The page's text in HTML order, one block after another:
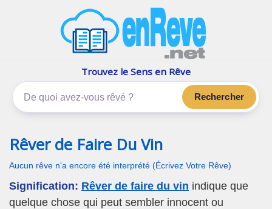
Les rêves, c'est plus que çaTrouvez le Sens en Rêve
Rechercher
Rêver de Faire Du Vin
Aucun rêve n'a encore été interprété (Écrivez Votre Rêve)
Signification: Rêver de faire du vin indique que
quelque chose qui peut sembler innocent ou